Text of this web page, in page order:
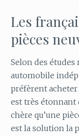
Les
pièces
Selon des
automobile
préfèrent acheter
est très étonnant
chère qu’une
est la solution la